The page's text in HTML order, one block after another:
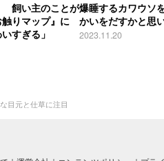
飼い主のことが
りマップ』に
すぎる」
爆睡するカワウソ
かいをだすかと思
2023.11.20
目元と仕草に注目